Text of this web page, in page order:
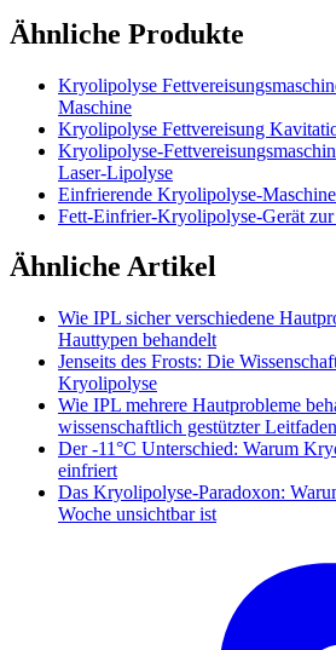
Ähnliche Produkte
Kryolipolyse
Maschine
Kryolipolyse Fettvereisung
Kryolipolyse-
Laser-Lipolyse
Einfrierende Kryolipolyse-
Fett-Einfrier-Kryolipolyse-Gerät
Ähnliche Artikel
Wie IPL sicher verschiedene
Hauttypen behandelt
Jenseits des Frosts: Die
Kryolipolyse
Wie IPL mehrere Hautprobleme
wissenschaftlich gestützter Leitfaden
Der -11°C Unterschied: Warum
einfriert
Das Kryolipolyse-Paradoxon:
Woche unsichtbar ist